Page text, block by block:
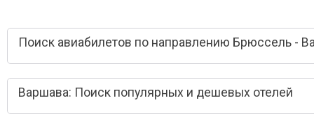
Поиск авиабилетов по направлению Брюссель -
Варшава: Поиск популярных и дешевых отелей